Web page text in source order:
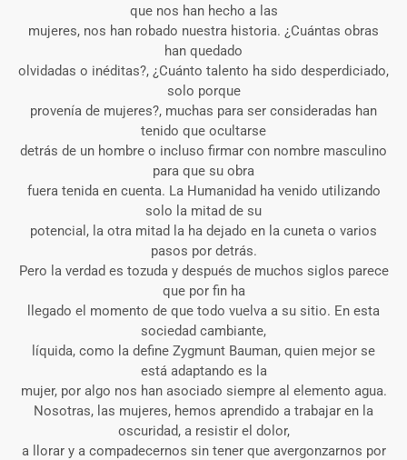
que nos han hecho a las
mujeres, nos han robado nuestra historia. ¿Cuántas obras
han quedado
olvidadas o inéditas?, ¿Cuánto talento ha sido desperdiciado,
solo porque
provenía de mujeres?, muchas para ser consideradas han
tenido que ocultarse
detrás de un hombre o incluso firmar con nombre masculino
para que su obra
fuera tenida en cuenta. La Humanidad ha venido utilizando
solo la mitad de su
potencial, la otra mitad la ha dejado en la cuneta o varios
pasos por detrás.
Pero la verdad es tozuda y después de muchos siglos parece
que por fin ha
llegado el momento de que todo vuelva a su sitio. En esta
sociedad cambiante,
líquida, como la define Zygmunt Bauman, quien mejor se
está adaptando es la
mujer, por algo nos han asociado siempre al elemento agua.
Nosotras, las mujeres, hemos aprendido a trabajar en la
oscuridad, a resistir el dolor,
a llorar y a compadecernos sin tener que avergonzarnos por